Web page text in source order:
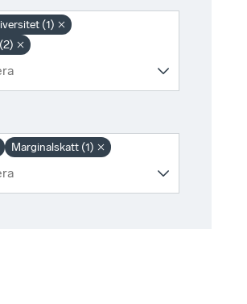
(1)
Marginalskatt (1)